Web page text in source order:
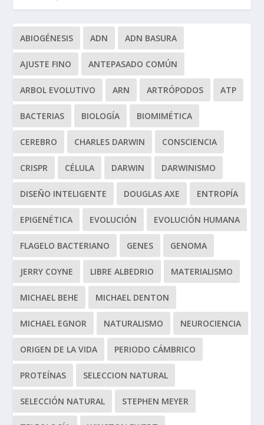
ABIOGÉNESIS ADN ADN BASURA
AJUSTE FINO ANTEPASADO COMÚN
ARBOL EVOLUTIVO ARN ARTRÓPODOS ATP
BACTERIAS BIOLOGÍA BIOMIMÉTICA
CEREBRO CHARLES DARWIN CONSCIENCIA
CRISPR CÉLULA DARWIN DARWINISMO
DISEÑO INTELIGENTE DOUGLAS AXE ENTROPÍA
EPIGENÉTICA EVOLUCIÓN EVOLUCIÓN HUMANA
FLAGELO BACTERIANO GENES GENOMA
JERRY COYNE LIBRE ALBEDRIO MATERIALISMO
MICHAEL BEHE MICHAEL DENTON
MICHAEL EGNOR NATURALISMO NEUROCIENCIA
ORIGEN DE LA VIDA PERIODO CÁMBRICO
PROTEÍNAS SELECCION NATURAL
SELECCIÓN NATURAL STEPHEN MEYER